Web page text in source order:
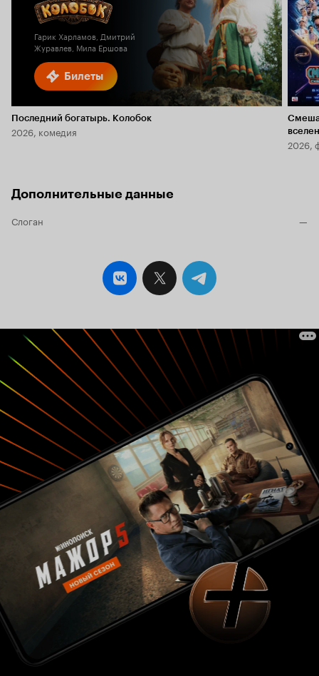
Билеты
Гарик Харламов, Дмитрий
Журавлев, Мила Ершова
Последний богатырь. Колобок
2026, комедия
6.1
2026,
Дополнительные данные
Слоган —